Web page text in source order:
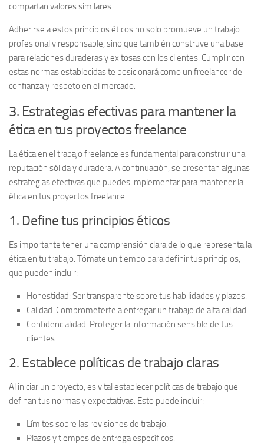
compartan valores similares.
Adherirse a estos principios éticos no solo promueve un trabajo
profesional y responsable, sino que también construye una base
para relaciones duraderas y exitosas con los clientes. Cumplir con
estas normas establecidas te posicionará como un freelancer de
confianza y respeto en el mercado.
3. Estrategias efectivas para mantener la
ética en tus proyectos freelance
La ética en el trabajo freelance es fundamental para construir una
reputación sólida y duradera. A continuación, se presentan algunas
estrategias efectivasque puedes implementar para mantener la
ética en tus proyectos freelance:
1. Define tus principios éticos
Es importante tener unacomprensión clarade lo que representa la
ética en tu trabajo. Tómate un tiempo para definir tus principios,
que pueden incluir:
Honestidad: Ser transparente sobre tus habilidades y plazos.
Calidad: Comprometerte a entregar un trabajo de alta calidad.
Confidencialidad: Proteger la información sensible de tus
clientes.
2. Establece políticas de trabajo claras
Al iniciar un proyecto, es vital establecer políticas de trabajo que
definan tus normas y expectativas. Esto puede incluir:
Límites sobre las revisiones de trabajo.
Plazos y tiempos de entrega específicos.